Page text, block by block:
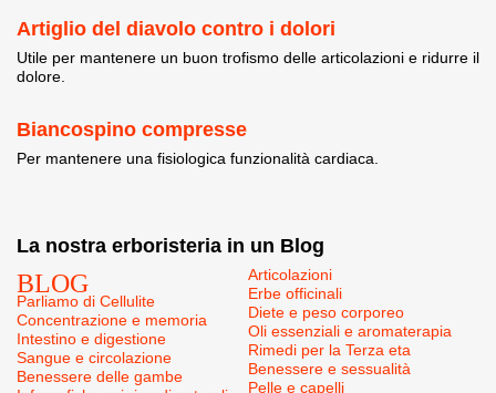
Artiglio del diavolo contro i dolori
Utile per mantenere un buon trofismo delle articolazioni e ridurre il
dolore.
Biancospino compresse
Per mantenere una fisiologica funzionalità cardiaca.
La nostra erboristeria in un Blog
BLOG
Parliamo di Cellulite
Concentrazione e memoria
Intestino e digestione
Sangue e circolazione
Benessere delle gambe
Articolazioni
Erbe officinali
Diete e peso corporeo
Oli essenziali e aromaterapia
Rimedi per la Terza eta
Benessere e sessualità
Pelle e capelli